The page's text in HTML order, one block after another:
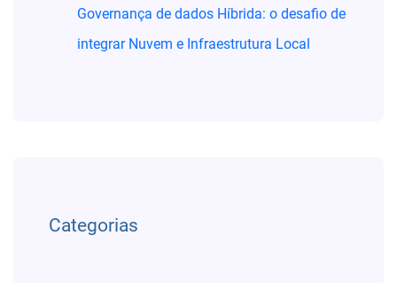
Governança de dados Híbrida: o desafio de
integrar Nuvem e Infraestrutura Local
Categorias